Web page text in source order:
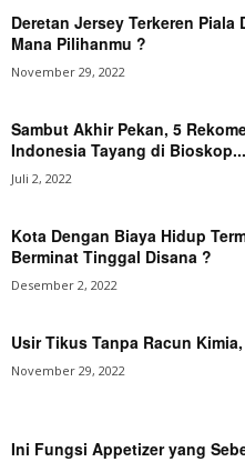
Deretan Jersey Terkeren Piala
Mana Pilihanmu ?
November 29, 2022
Sambut Akhir Pekan, 5
Indonesia Tayang di Bioskop...
Juli 2, 2022
Kota Dengan Biaya Hidup
Berminat Tinggal Disana ?
Desember 2, 2022
Usir Tikus Tanpa Racun
November 29, 2022
Ini Fungsi Appetizer yang